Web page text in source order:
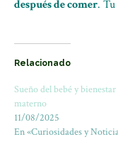
después de comer. Tu
Relacionado
Sueño del bebé y bienestar
materno
11/08/2025
En «Curiosidades y